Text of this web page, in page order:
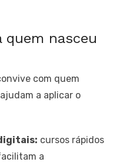
quem nasceu
com quem
a aplicar o
cursos rápidos
a